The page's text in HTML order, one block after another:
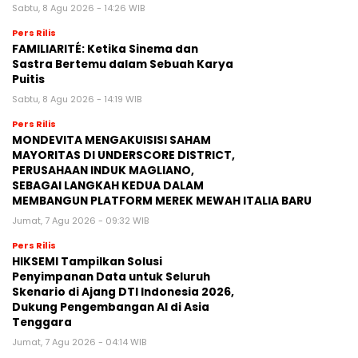
Sabtu, 8 Agu 2026 - 14:26 WIB
Pers Rilis
FAMILIARITÉ: Ketika Sinema dan
Sastra Bertemu dalam Sebuah Karya
Puitis
Sabtu, 8 Agu 2026 - 14:19 WIB
Pers Rilis
MONDEVITA MENGAKUISISI SAHAM
MAYORITAS DI UNDERSCORE DISTRICT,
PERUSAHAAN INDUK MAGLIANO,
SEBAGAI LANGKAH KEDUA DALAM
MEMBANGUN PLATFORM MEREK MEWAH ITALIA BARU
Jumat, 7 Agu 2026 - 09:32 WIB
Pers Rilis
HIKSEMI Tampilkan Solusi
Penyimpanan Data untuk Seluruh
Skenario di Ajang DTI Indonesia 2026,
Dukung Pengembangan AI di Asia
Tenggara
Jumat, 7 Agu 2026 - 04:14 WIB